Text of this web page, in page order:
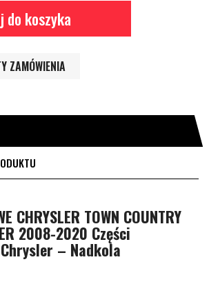
do koszyka
ZAMÓWIENIA
CHRYSLER TOWN COUNTRY
2008-2020 Części
– Nadkola